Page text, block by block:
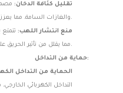
تقليل كثافة الدخان:
والغازات السامة، مما يعزز الأمان خلال الحريق.
منع انتشار اللهب:
مما يقلل من تأثير الحريق على المناطق المحيطة.
حماية من التداخل:
الحماية من التداخل
التداخل الكهربائي